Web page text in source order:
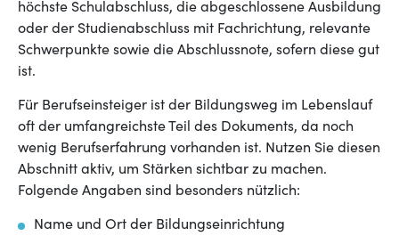
höchste Schulabschluss, die abgeschlossene Ausbildung
oder der Studienabschluss mit Fachrichtung, relevante
Schwerpunkte sowie die Abschlussnote, sofern diese gut
ist.
Für Berufseinsteiger ist der Bildungsweg im Lebenslauf
oft der umfangreichste Teil des Dokuments, da noch
wenig Berufserfahrung vorhanden ist. Nutzen Sie diesen
Abschnitt aktiv, um Stärken sichtbar zu machen.
Folgende Angaben sind besonders nützlich:
Name und Ort der Bildungseinrichtung